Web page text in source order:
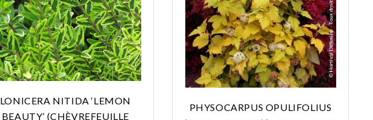
LONICERA NITIDA ‘LEMON
BEAUTY’ (CHÈVREFEUILLE
PHYSOCARPUS OPULIFOLIUS